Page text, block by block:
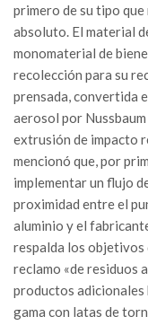
primero de su tipo
absoluto. El material
monomaterial de
recolección para su
prensada, convertida
aerosol por
extrusión de impacto
mencionó que, por
implementar un flujo
proximidad entre el
aluminio y el
respalda los objetivos
reclamo «de residuos
productos adicionales
gama con latas de